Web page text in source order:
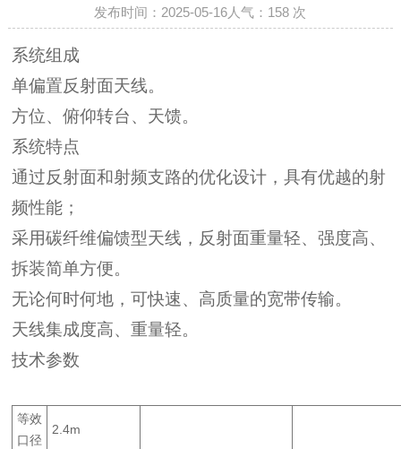
发布时间：2025-05-16 人气： 158 次
系统组成
单偏置反射面天线。
方位、俯仰转台、天馈。
系统特点
通过反射面和射频支路的优化设计，具有优越的射
频性能；
采用碳纤维偏馈型天线，反射面重量轻、强度高、
拆装简单方便。
无论何时何地，可快速、高质量的宽带传输。
天线集成度高、重量轻。
技术参数
等效
口径
2.4m